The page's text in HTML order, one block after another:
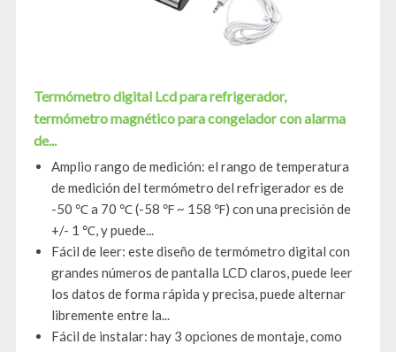
Termómetro digital Lcd para refrigerador,
termómetro magnético para congelador con alarma
de...
Amplio rango de medición: el rango de temperatura
de medición del termómetro del refrigerador es de
-50 ℃ a 70 ℃ (-58 ℉ ~ 158 ℉) con una precisión de
+/- 1 ℃, y puede...
Fácil de leer: este diseño de termómetro digital con
grandes números de pantalla LCD claros, puede leer
los datos de forma rápida y precisa, puede alternar
libremente entre la...
Fácil de instalar: hay 3 opciones de montaje, como